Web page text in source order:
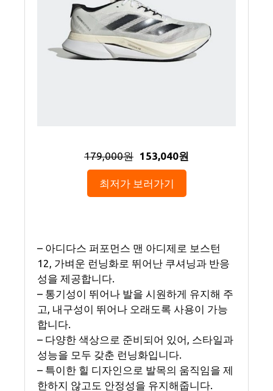
179,000원 153,040원
최저가 보러가기
– 아디다스 퍼포먼스 맨 아디제로 보스턴
12, 가벼운 런닝화로 뛰어난 쿠셔닝과 반응
성을 제공합니다.
– 통기성이 뛰어나 발을 시원하게 유지해 주
고, 내구성이 뛰어나 오래도록 사용이 가능
합니다.
– 다양한 색상으로 준비되어 있어, 스타일과
성능을 모두 갖춘 런닝화입니다.
– 특이한 힐 디자인으로 발목의 움직임을 제
한하지 않고도 안정성을 유지해줍니다.